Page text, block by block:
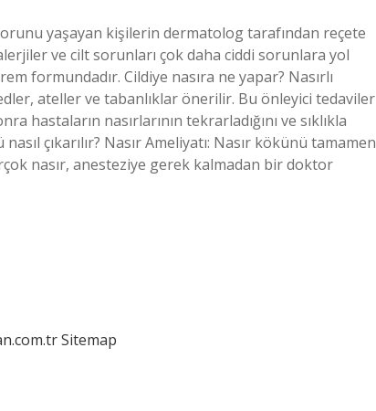
yaşayan kişilerin dermatolog tarafından reçete
ve cilt sorunları çok daha ciddi sorunlara yol
​​formundadır. Cildiye nasıra ne yapar? Nasırlı
ateller ve tabanlıklar önerilir. Bu önleyici tedaviler
hastaların nasırlarının tekrarladığını ve sıklıkla
çıkarılır? Nasır Ameliyatı: Nasır kökünü tamamen
nasır, anesteziye gerek kalmadan bir doktor
Sitemap